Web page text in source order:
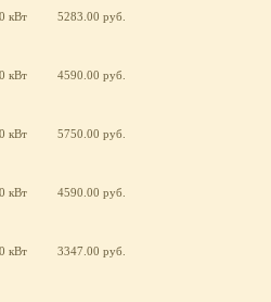
кВт 5283.00 руб.
кВт 4590.00 руб.
кВт 5750.00 руб.
кВт 4590.00 руб.
кВт 3347.00 руб.